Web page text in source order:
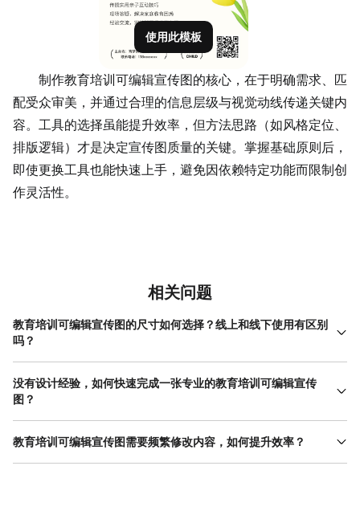
使用此模板
制作教育培训可编辑宣传图的核心，在于明确需求、匹
配受众审美，并通过合理的信息层级与视觉动线传递关键内
容。工具的选择虽能提升效率，但方法思路（如风格定位、
排版逻辑）才是决定宣传图质量的关键。掌握基础原则后，
即使更换工具也能快速上手，避免因依赖特定功能而限制创
作灵活性。
相关问题
教育培训可编辑宣传图的尺寸如何选择？线上和线下使用有区别
吗？
线上使用的宣传图（如朋友圈、公众号封面）建议选择
1080×1920像素（竖版）或1200×800像素（横版），适配手机
屏幕阅读习惯；线下张贴的宣传图（如教室、公告栏）需根据实际
为300dpi以保证打印清晰度。若不确定具体尺寸，可在设计工具中
没有设计经验，如何快速完成一张专业的教育培训可编辑宣传
图？
零基础用户可优先选择“模板+微调”的方式：在设计工具中搜索“教育
培训”关键词，筛选评分高、下载量大的模板（这类模板通常已通过
教育培训可编辑宣传图需要频繁修改内容，如何提升效率？
频繁修改内容时，建议选择支持“分层编辑”与“多版本管理”的工具。